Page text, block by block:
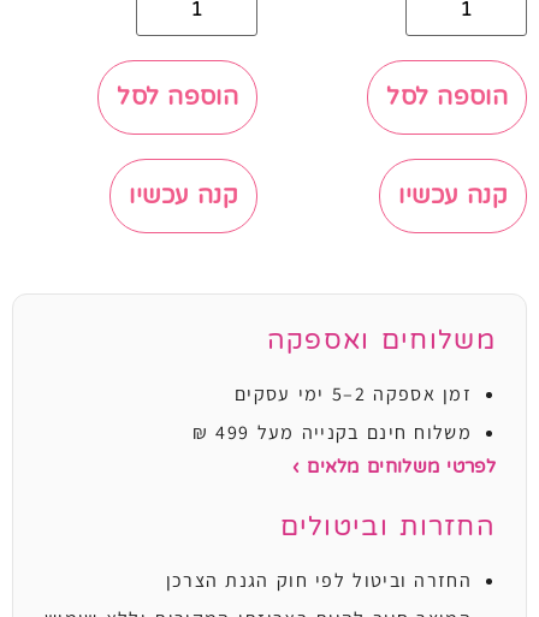
הוספה לסל
קנה עכשיו
הוספה לסל
קנה עכשיו
משלוחים ואספקה
זמן אספקה 2–5 ימי עסקים
משלוח חינם בקנייה מעל 499 ₪
לפרטי משלוחים מלאים ›
החזרות וביטולים
החזרה וביטול לפי חוק הגנת הצרכן